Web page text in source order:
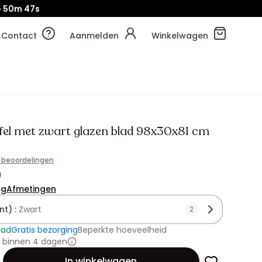
50m 47s
Contact Aanmelden Winkelwagen
met zwart glazen blad 98x30x81 cm
beoordelingen
Afmetingen
: Zwart 2
Gratis bezorgingBeperkte hoeveelheid
binnen 4 dagen